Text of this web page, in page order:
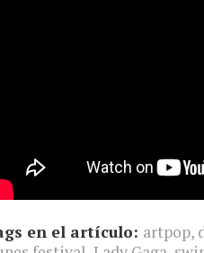
en el artículo: artpop,